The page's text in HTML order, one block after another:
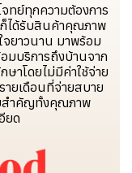
ทย์ทุกความต้องการ
ก็ได้รับสินค้าคุณภาพ
จยาวนาน มาพร้อม
มบริการถึงบ้านจาก
ษาโดยไม่มีค่าใช้จ่าย
ายเดือนที่จ่ายสบาย
สำคัญทั้งคุณภาพ
ยด